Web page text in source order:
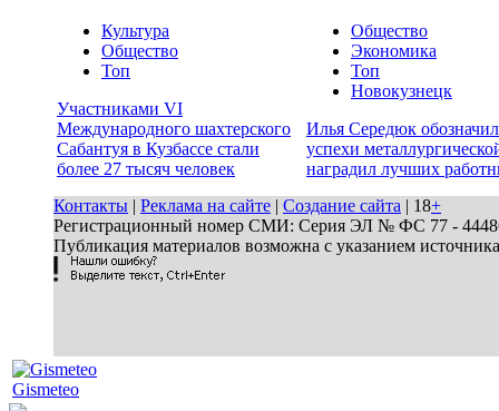
Культура
Общество
Топ
Участниками VI
Международного шахтерского
Сабантуя в Кузбассе стали
более 27 тысяч человек
Общество
Экономика
Топ
Новокузнецк
Илья Середюк
успехи
наградил лучших
Контакты | Реклама на сайте | Создание сайта | 18+
Регистрационный номер СМИ: Серия ЭЛ № ФС 77 - 44486
Публикация материалов возможна с указанием
Gismeteo